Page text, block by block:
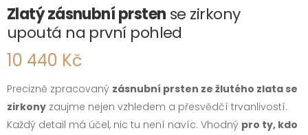
Zlatý zásnubní prsten se zirkony
upoutá na první pohled
10 440 Kč
Precizně zpracovaný zásnubní prsten ze žlutého zlata se
zirkony zaujme nejen vzhledem a přesvědčí trvanlivostí.
Každý detail má účel, nic tu není navíc. Vhodný pro ty, kdo